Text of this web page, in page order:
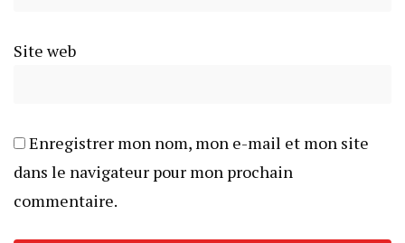
Site web
Enregistrer mon nom, mon e-mail et mon site
dans le navigateur pour mon prochain
commentaire.